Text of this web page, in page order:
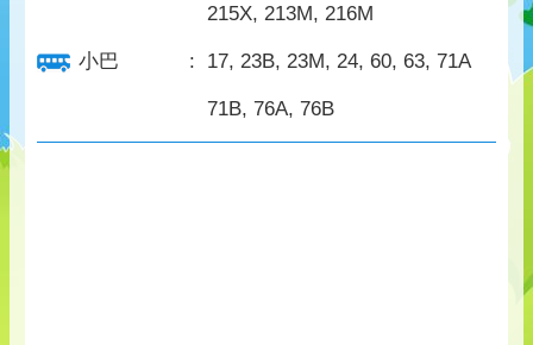
215X, 213M, 216M
小巴 : 17, 23B, 23M, 24, 60, 63, 71A
71B, 76A, 76B